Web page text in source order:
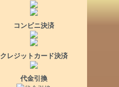
コンビニ決済
クレジットカード決済
代金引換